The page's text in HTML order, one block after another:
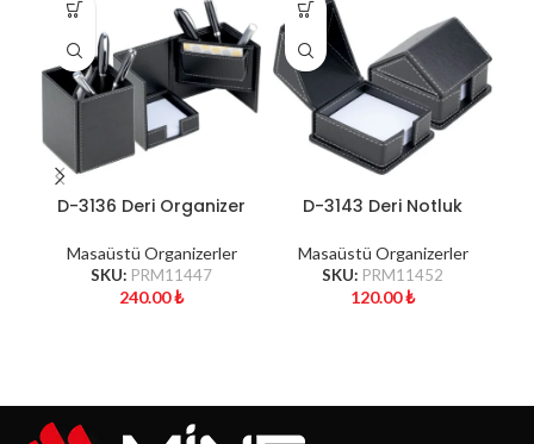
D-3136 Deri Organizer
Masaüstü Organizerler
SKU: PRM11447
240.00₺
D-3143 Deri Notluk
Masaüstü Organizerler
SKU: PRM11452
120.00₺